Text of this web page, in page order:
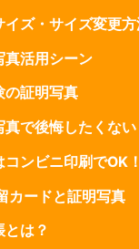
イズ・サイズ変更方
真活用シーン
の証明写真
で後悔したくない
ンビニ印刷でOK！
カードと証明写真
は？